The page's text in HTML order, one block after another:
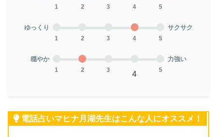
1 2 3 4 5
ゆっくり
1 2 3 4 5
サクサク
穏やか
1 2 3 4 5
力強い
電話占いマヒナ月湖先生はこんな人にオススメ！